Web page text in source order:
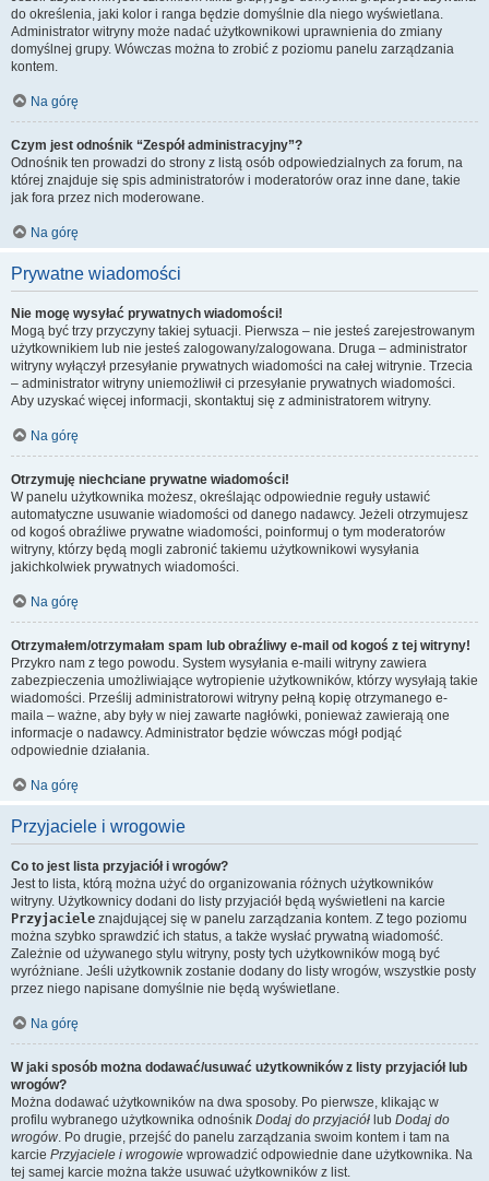
do określenia, jaki kolor i ranga będzie domyślnie dla niego wyświetlana.
Administrator witryny może nadać użytkownikowi uprawnienia do zmiany
domyślnej grupy. Wówczas można to zrobić z poziomu panelu zarządzania
kontem.
Na górę
Czym jest odnośnik “Zespół administracyjny”?
Odnośnik ten prowadzi do strony z listą osób odpowiedzialnych za forum, na
której znajduje się spis administratorów i moderatorów oraz inne dane, takie
jak fora przez nich moderowane.
Na górę
Prywatne wiadomości
Nie mogę wysyłać prywatnych wiadomości!
Mogą być trzy przyczyny takiej sytuacji. Pierwsza – nie jesteś zarejestrowanym
użytkownikiem lub nie jesteś zalogowany/zalogowana. Druga – administrator
witryny wyłączył przesyłanie prywatnych wiadomości na całej witrynie. Trzecia
– administrator witryny uniemożliwił ci przesyłanie prywatnych wiadomości.
Aby uzyskać więcej informacji, skontaktuj się z administratorem witryny.
Na górę
Otrzymuję niechciane prywatne wiadomości!
W panelu użytkownika możesz, określając odpowiednie reguły ustawić
automatyczne usuwanie wiadomości od danego nadawcy. Jeżeli otrzymujesz
od kogoś obraźliwe prywatne wiadomości, poinformuj o tym moderatorów
witryny, którzy będą mogli zabronić takiemu użytkownikowi wysyłania
jakichkolwiek prywatnych wiadomości.
Na górę
Otrzymałem/otrzymałam spam lub obraźliwy e-mail od kogoś z tej witryny!
Przykro nam z tego powodu. System wysyłania e-maili witryny zawiera
zabezpieczenia umożliwiające wytropienie użytkowników, którzy wysyłają takie
wiadomości. Prześlij administratorowi witryny pełną kopię otrzymanego e-
maila – ważne, aby były w niej zawarte nagłówki, ponieważ zawierają one
informacje o nadawcy. Administrator będzie wówczas mógł podjąć
odpowiednie działania.
Na górę
Przyjaciele i wrogowie
Co to jest lista przyjaciół i wrogów?
Jest to lista, którą można użyć do organizowania różnych użytkowników
witryny. Użytkownicy dodani do listy przyjaciół będą wyświetleni na karcie
Przyjaciele znajdującej się w panelu zarządzania kontem. Z tego poziomu
można szybko sprawdzić ich status, a także wysłać prywatną wiadomość.
Zależnie od używanego stylu witryny, posty tych użytkowników mogą być
wyróżniane. Jeśli użytkownik zostanie dodany do listy wrogów, wszystkie posty
przez niego napisane domyślnie nie będą wyświetlane.
Na górę
W jaki sposób można dodawać/usuwać użytkowników z listy przyjaciół lub
wrogów?
Można dodawać użytkowników na dwa sposoby. Po pierwsze, klikając w
profilu wybranego użytkownika odnośnik Dodaj do przyjaciół lub Dodaj do
wrogów. Po drugie, przejść do panelu zarządzania swoim kontem i tam na
karcie Przyjaciele i wrogowie wprowadzić odpowiednie dane użytkownika. Na
tej samej karcie można także usuwać użytkowników z list.